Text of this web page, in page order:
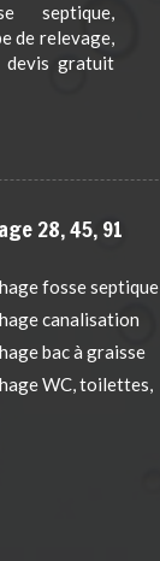
septique,
de relevage,
devis gratuit
28, 45, 91
fosse septique
canalisation
bac à graisse
WC, toilettes,